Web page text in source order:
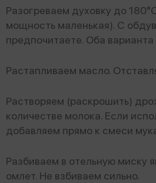
Разогреваем духовку до
мощность маленькая). С
предпочитаете. Оба варианта
Растапливаем масло.
Растворяем (раскрошить)
количестве молока. Если
добавляем прямо к смеси
Разбиваем в отельную миску
омлет. Не взбиваем сильно.